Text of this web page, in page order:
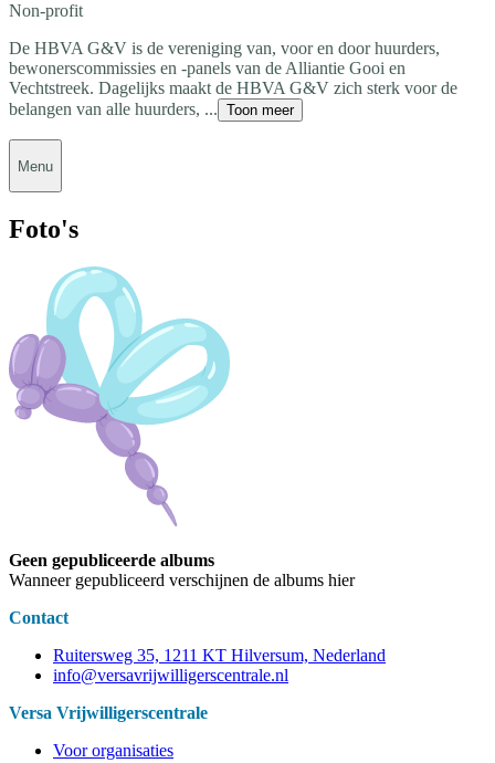
Non-profit
De HBVA G&V is de vereniging van, voor en door huurders,
bewonerscommissies en -panels van de Alliantie Gooi en
Vechtstreek. Dagelijks maakt de HBVA G&V zich sterk voor de
belangen van alle huurders, ... Toon meer
Menu
Foto's
Geen gepubliceerde albums
Wanneer gepubliceerd verschijnen de albums hier
Contact
Ruitersweg 35, 1211 KT Hilversum, Nederland
info@versavrijwilligerscentrale.nl
Versa Vrijwilligerscentrale
Voor organisaties